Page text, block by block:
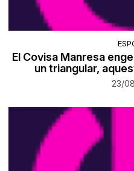
El Covisa Manresa
un triangular,
23/